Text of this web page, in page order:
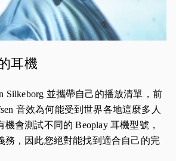
耳機
Silkeborg 並攜帶自己的播放清單，前
音效為何能受到世界各地這麼多人
會測試不同的 Beoplay 耳機型號，
務，因此您絕對能找到適合自己的完